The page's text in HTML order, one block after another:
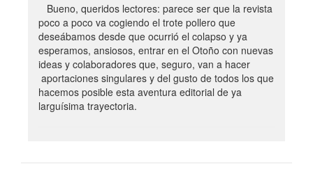
Bueno, queridos lectores: parece ser que la revista
poco a poco va cogiendo el trote pollero que
deseábamos desde que ocurrió el colapso y ya
esperamos, ansiosos, entrar en el Otoño con nuevas
ideas y colaboradores que, seguro, van a hacer
aportaciones singulares y del gusto de todos los que
hacemos posible esta aventura editorial de ya
larguísima trayectoria.